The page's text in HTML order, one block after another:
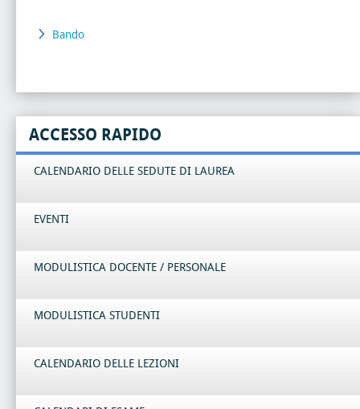
Bando
ACCESSO RAPIDO
CALENDARIO DELLE SEDUTE DI LAUREA
EVENTI
MODULISTICA DOCENTE / PERSONALE
MODULISTICA STUDENTI
CALENDARIO DELLE LEZIONI